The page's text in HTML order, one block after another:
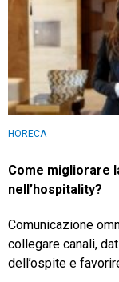
HORECA
Come migliorare
nell’hospitality?
Comunicazione
collegare canali,
dell’ospite e